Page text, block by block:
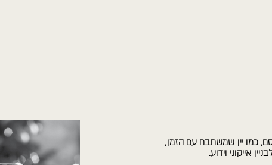
כמו יין שמשתבח עם הזמן,
אייקוני וידוע.